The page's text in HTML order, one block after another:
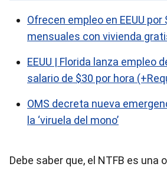
Ofrecen empleo en EEUU por
mensuales con vivienda
EEUU | Florida lanza empleo
salario de $30 por hora
OMS decreta nueva
la ‘viruela del mono’
Debe saber que, el NTFB es una